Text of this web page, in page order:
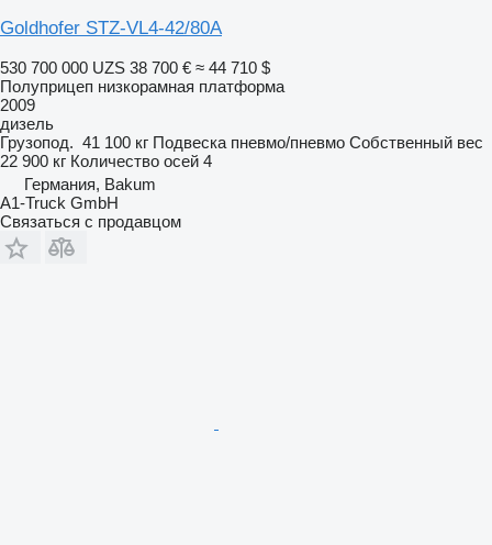
Goldhofer STZ-VL4-42/80A
530 700 000 UZS 38 700 € ≈ 44 710 $
Полуприцеп низкорамная платформа
2009
дизель
Грузопод. 41 100 кг Подвеска пневмо/пневмо Собственный вес
22 900 кг Количество осей 4
Германия, Bakum
A1-Truck GmbH
Связаться с продавцом